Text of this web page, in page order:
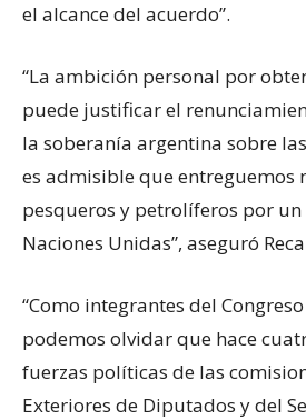
el alcance del acuerdo”.
“La ambición personal por
puede justificar el
la soberanía argentina sobre
es admisible que entreguemos
pesqueros y petrolíferos por un
Naciones Unidas”, aseguró
“Como integrantes del
podemos olvidar que hace
fuerzas políticas de las
Exteriores de Diputados y del